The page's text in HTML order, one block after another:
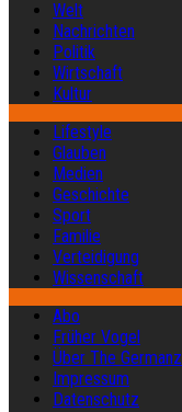
Welt
Nachrichten
Politik
Wirtschaft
Kultur
Lifestyle
Glauben
Medien
Geschichte
Sport
Familie
Verteidigung
Wissenschaft
Abo
Früher Vogel
Über The Germanz
Impressum
Datenschutz